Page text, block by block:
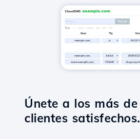
Únete a los más de
clientes satisfechos.